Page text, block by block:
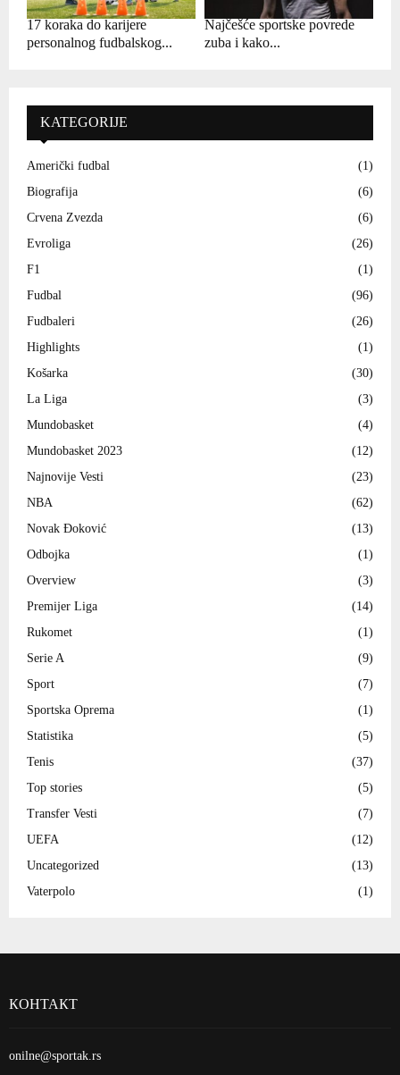
17 koraka do karijere
personalnog fudbalskog...
Najčešće sportske povrede
zuba i kako...
KATEGORIJE
Američki fudbal
(1)
Biografija
(6)
Crvena Zvezda
(6)
Evroliga
(26)
F1
(1)
Fudbal
(96)
Fudbaleri
(26)
Highlights
(1)
Košarka
(30)
La Liga
(3)
Mundobasket
(4)
Mundobasket 2023
(12)
Najnovije Vesti
(23)
NBA
(62)
Novak Đoković
(13)
Odbojka
(1)
Overview
(3)
Premijer Liga
(14)
Rukomet
(1)
Serie A
(9)
Sport
(7)
Sportska Oprema
(1)
Statistika
(5)
Tenis
(37)
Top stories
(5)
Transfer Vesti
(7)
UEFA
(12)
Uncategorized
(13)
Vaterpolo
(1)
КОНТАКТ
onilne@sportak.rs